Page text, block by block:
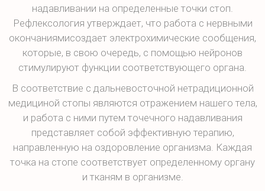
надавливании на определенные точки стоп.
Рефлексология утверждает, что работа с нервными
окончаниямисоздает электрохимические сообщения,
которые, в свою очередь, с помощью нейронов
стимулируют функции соответствующего органа.
В соответствие с дальневосточной нетрадиционной
медициной стопы являются отражением нашего тела,
и работа с ними путем точечного надавливания
представляет собой эффективную терапию,
направленную на оздоровление организма. Каждая
точка на стопе соответствует определенному органу
и тканям в организме.